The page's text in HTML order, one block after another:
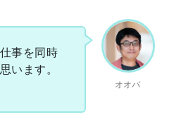
オオバ
事を同時
います。